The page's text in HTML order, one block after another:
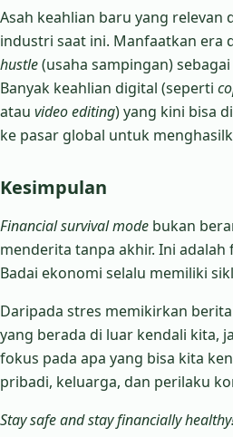
Asah keahlian baru yang relevan
industri saat ini. Manfaatkan era
hustle(usaha sampingan)
Banyak keahlian digital (seperti
atau video editing) yang kini bisa
ke pasar global untuk
Kesimpulan
Financial survival mode bukan
menderita tanpa akhir. Ini adalah
Badai ekonomi selalu memiliki
Daripada stres memikirkan
yang berada di luar kendali kita,
fokus pada apa yang bisa kita
pribadi, keluarga, dan perilaku
Stay safe and stay financially